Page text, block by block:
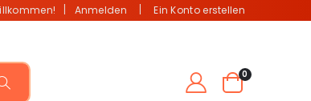
Anmelden Ein Konto erstellen
Warenkorb
0Artikel